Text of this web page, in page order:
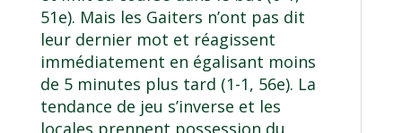
51e). Mais les Gaiters n’ont pas dit
leur dernier mot et réagissent
immédiatement en égalisant moins
de 5 minutes plus tard (1-1, 56e). La
tendance de jeu s’inverse et les
locales prennent possession du